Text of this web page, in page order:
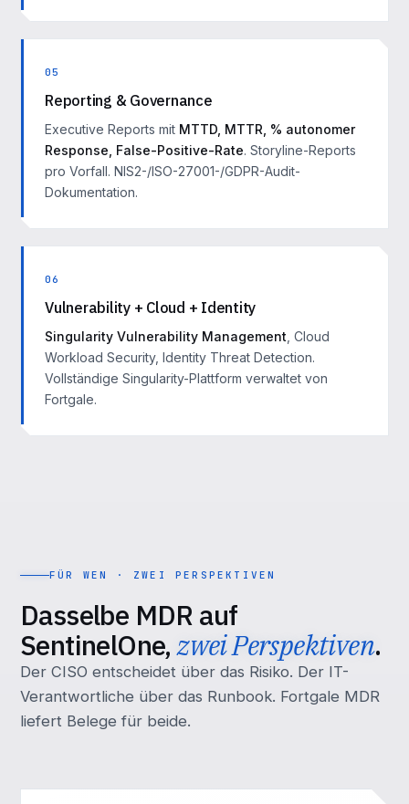
05
Reporting & Governance
Executive Reports mit MTTD, MTTR, % autonomer
Response, False-Positive-Rate. Storyline-Reports
pro Vorfall. NIS2-/ISO-27001-/GDPR-Audit-
Dokumentation.
06
Vulnerability + Cloud + Identity
Singularity Vulnerability Management , Cloud
Workload Security, Identity Threat Detection.
Vollständige Singularity-Plattform verwaltet von
Fortgale.
FÜR WEN · ZWEI PERSPEKTIVEN
Dasselbe MDR auf
SentinelOne,zwei Perspektiven.
Der CISO entscheidet über das Risiko. Der IT-
Verantwortliche über das Runbook. Fortgale MDR
liefert Belege für beide.